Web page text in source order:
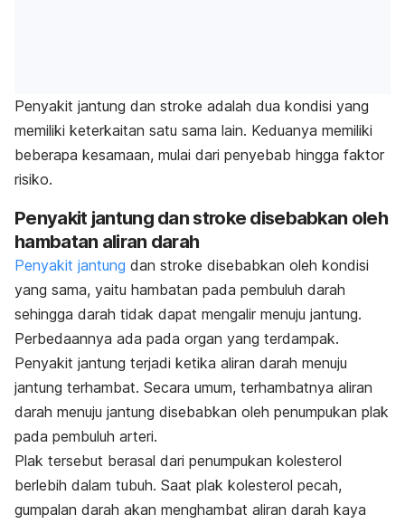
Penyakit jantung dan stroke adalah dua kondisi yang
memiliki keterkaitan satu sama lain. Keduanya memiliki
beberapa kesamaan, mulai dari penyebab hingga faktor
risiko.
Penyakit jantung dan stroke disebabkan oleh
hambatan aliran darah
Penyakit jantung dan stroke disebabkan oleh kondisi
yang sama, yaitu hambatan pada pembuluh darah
sehingga darah tidak dapat mengalir menuju jantung.
Perbedaannya ada pada organ yang terdampak.
Penyakit jantung terjadi ketika aliran darah menuju
jantung terhambat. Secara umum, terhambatnya aliran
darah menuju jantung disebabkan oleh penumpukan plak
pada pembuluh arteri.
Plak tersebut berasal dari penumpukan kolesterol
berlebih dalam tubuh. Saat plak kolesterol pecah,
gumpalan darah akan menghambat aliran darah kaya